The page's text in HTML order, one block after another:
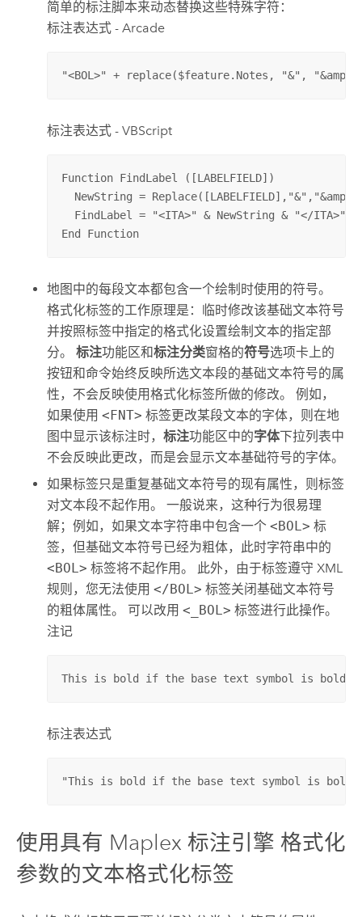
简单的标注脚本来动态替换这些特殊字符：
标注表达式 - Arcade
"<BOL>" + replace($feature.Notes, "&",
标注表达式 - VBScript
Function FindLabel ([LABELFIELD])
NewString =
  FindLabel = "<ITA>" & NewString & "</ITA>"
End Function
地图中的每段文本都包含一个绘制时使用的符号。
格式化标签的工作原理是：临时修改该基础文本符号
并按照标签中指定的格式化设置绘制文本的指定部
分。标注功能区和标注分类窗格的符号选项卡上的
按钮和命令始终反映所选文本段的基础文本符号的属
性，不会反映使用格式化标签所做的修改。 例如，
如果使用<FNT> 标签更改某段文本的字体，则在地
图中显示该标注时，标注功能区中的字体下拉列表中
不会反映此更改，而是会显示文本基础符号的字体。
如果标签只是重复基础文本符号的现有属性，则标签
对文本段不起作用。 一般说来，这种行为很易理
解；例如，如果文本字符串中包含一个<BOL> 标
签，但基础文本符号已经为粗体，此时字符串中的
<BOL> 标签将不起作用。 此外，由于标签遵守 XML
规则，您无法使用</BOL> 标签关闭基础文本符号
的粗体属性。 可以改用<_BOL> 标签进行此操作。
注记
This is bold if the base text symbol is bold
标注表达式
"This is bold if the base text symbol is bold
使用具有 Maplex 标注引擎 格式化
参数的文本格式化标签